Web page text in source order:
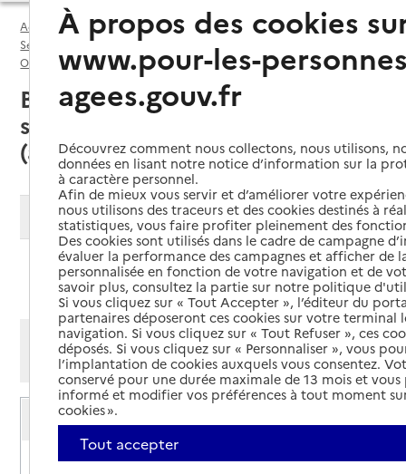
Accueil
Espace annuaire
Services autonomie à domicile (aide) par département
Oise (60)
Service autonomie à domicile (aide)
Beauvais (60000) : liste des 14
services autonomie à domicile
(aide)
Modifier ma recherche
Ajouter cette recherche aux favoris
Afficher les résultats par:
Mode liste
Mode carte
Service autonomie à domicile (aide)
ADA Services
Adresse
36 avenue Salvador Allendé
À propos des cookies
www.pour-les-
agees.gouv.fr
Découvrez comment nous collectons, nous utilisons,
données en lisant notre notice d’information sur la
à caractère personnel.
Afin de mieux vous servir et d’améliorer votre
nous utilisons des traceurs et des cookies destinés à
statistiques, vous faire profiter pleinement des
Des cookies sont utilisés dans le cadre de campagne
évaluer la performance des campagnes et afficher de
personnalisée en fonction de votre navigation et de
savoir plus, consultez la partie sur notre politique
Si vous cliquez sur « Tout Accepter », l’éditeur du
partenaires déposeront ces cookies sur votre terminal
navigation. Si vous cliquez sur « Tout Refuser », ces
déposés. Si vous cliquez sur « Personnaliser », vous
l’implantation de cookies auxquels vous consentez.
conservé pour une durée maximale de 13 mois et
informé et modifier vos préférences à tout moment
cookies ».
Tout accepter